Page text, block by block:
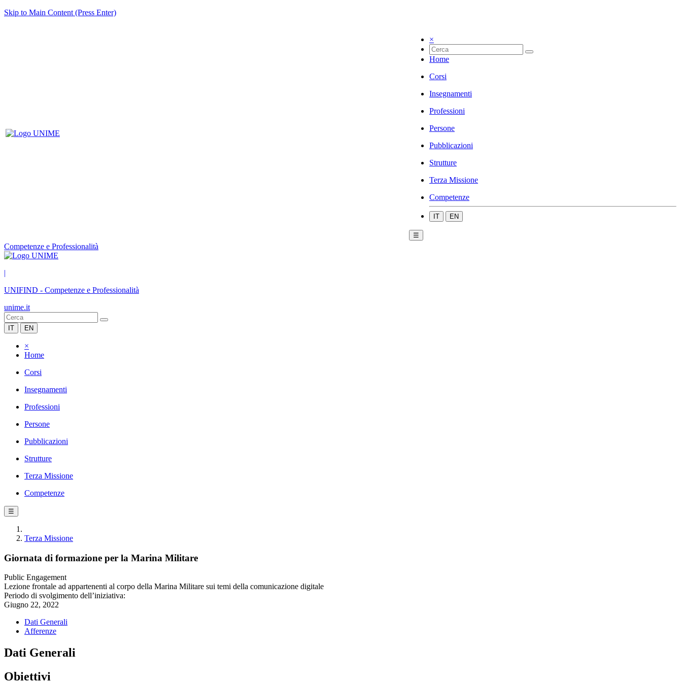
Skip to Main Content (Press Enter)
×
Home
Corsi
Insegnamenti
Professioni
Persone
Pubblicazioni
Strutture
Terza Missione
Competenze
IT EN
☰
Competenze e Professionalità
|
UNIFIND - Competenze e Professionalità
unime.it
IT EN
×
Home
Corsi
Insegnamenti
Professioni
Persone
Pubblicazioni
Strutture
Terza Missione
Competenze
☰
Terza Missione
Giornata di formazione per la Marina Militare
Public Engagement
Lezione frontale ad appartenenti al corpo della Marina Militare sui temi della comunicazione digitale
Periodo di svolgimento dell’iniziativa:
Giugno 22, 2022
Dati Generali
Afferenze
Dati Generali
Obiettivi